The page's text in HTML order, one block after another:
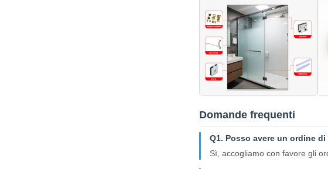
Domande frequenti
Q1. Posso avere un ordine
Sì, accogliamo con favore gli